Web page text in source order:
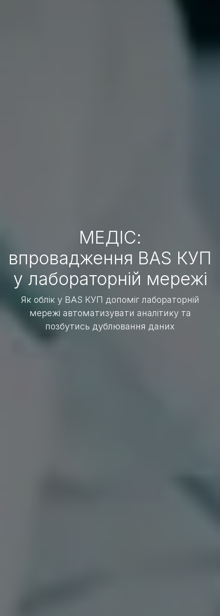
МЕДІС:
впровадження BAS КУП
у лабораторній мережі
Як облік у BAS КУП допоміг лабораторній
мережі автоматизувати аналітику та
позбутись дублювання даних